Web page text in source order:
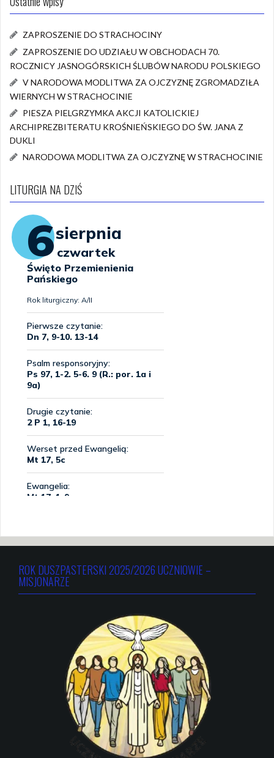
ZAPROSZENIE DO STRACHOCINY
ZAPROSZENIE DO UDZIAŁU W OBCHODACH 70.
ROCZNICY JASNOGÓRSKICH ŚLUBÓW NARODU POLSKIEGO
V NARODOWA MODLITWA ZA OJCZYZNĘ ZGROMADZIŁA
WIERNYCH W STRACHOCINIE
PIESZA PIELGRZYMKA AKCJI KATOLICKIEJ
ARCHIPREZBITERATU KROŚNIEŃSKIEGO DO ŚW. JANA Z
DUKLI
NARODOWA MODLITWA ZA OJCZYZNĘ W STRACHOCINIE
LITURGIA NA DZIŚ
ROK DUSZPASTERSKI 2025/2026 UCZNIOWIE –
MISJONARZE